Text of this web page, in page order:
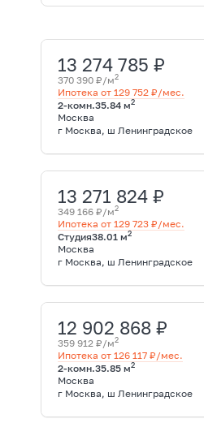
13 274 785 ₽
370 390 ₽/м2
Ипотека от 129 752 ₽/мес.
2-комн.35.84 м2
Москва
г Москва, ш Ленинградское
13 271 824 ₽
349 166 ₽/м2
Ипотека от 129 723 ₽/мес.
Студия38.01 м2
Москва
г Москва, ш Ленинградское
12 902 868 ₽
359 912 ₽/м2
Ипотека от 126 117 ₽/мес.
2-комн.35.85 м2
Москва
г Москва, ш Ленинградское